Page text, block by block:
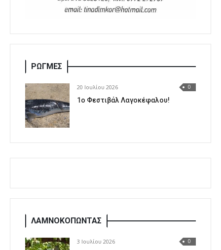
ΡΩΓΜΕΣ
20 Ιουλίου 2026 0
1o Φεστιβάλ Λαγοκέφαλου!
ΛΑΜΝΟΚΟΠΩΝΤΑΣ
3 Ιουλίου 2026 0